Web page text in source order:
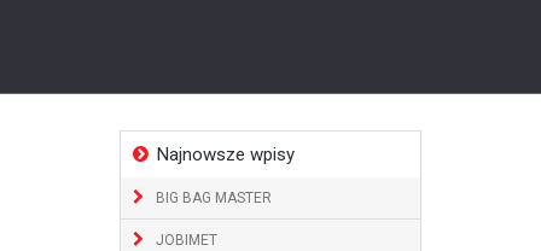
Najnowsze wpisy
BIG BAG MASTER
JOBIMET